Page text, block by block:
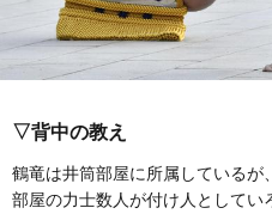
▽背中の教え
鶴竜は井筒部屋に所属している
部屋の力士数人が付け人としてい